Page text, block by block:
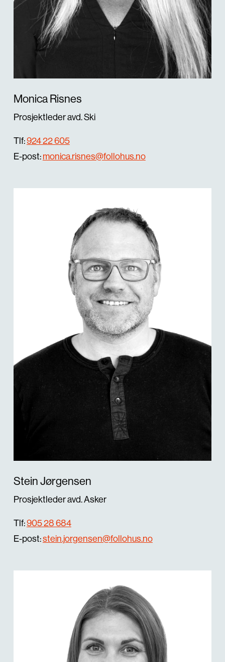
Monica Risnes
Prosjektleder avd. Ski
Tlf:924 22 605
E-post:monica.risnes@follohus.no
Stein Jørgensen
Prosjektleder avd. Asker
Tlf:905 28 684
E-post:stein.jorgensen@follohus.no